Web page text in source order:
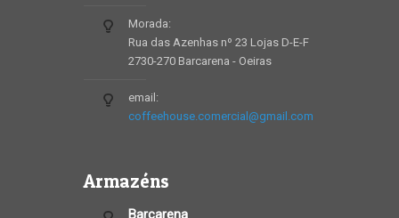
Morada:
Rua das Azenhas nº 23 Lojas D-E-F
2730-270 Barcarena - Oeiras
email:
coffeehouse.comercial@gmail.com
Armazéns
Barcarena